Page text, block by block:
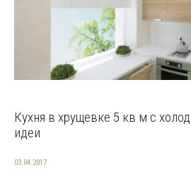
Кухня в хрущевке 5 кв м с
идеи
03.04.2017